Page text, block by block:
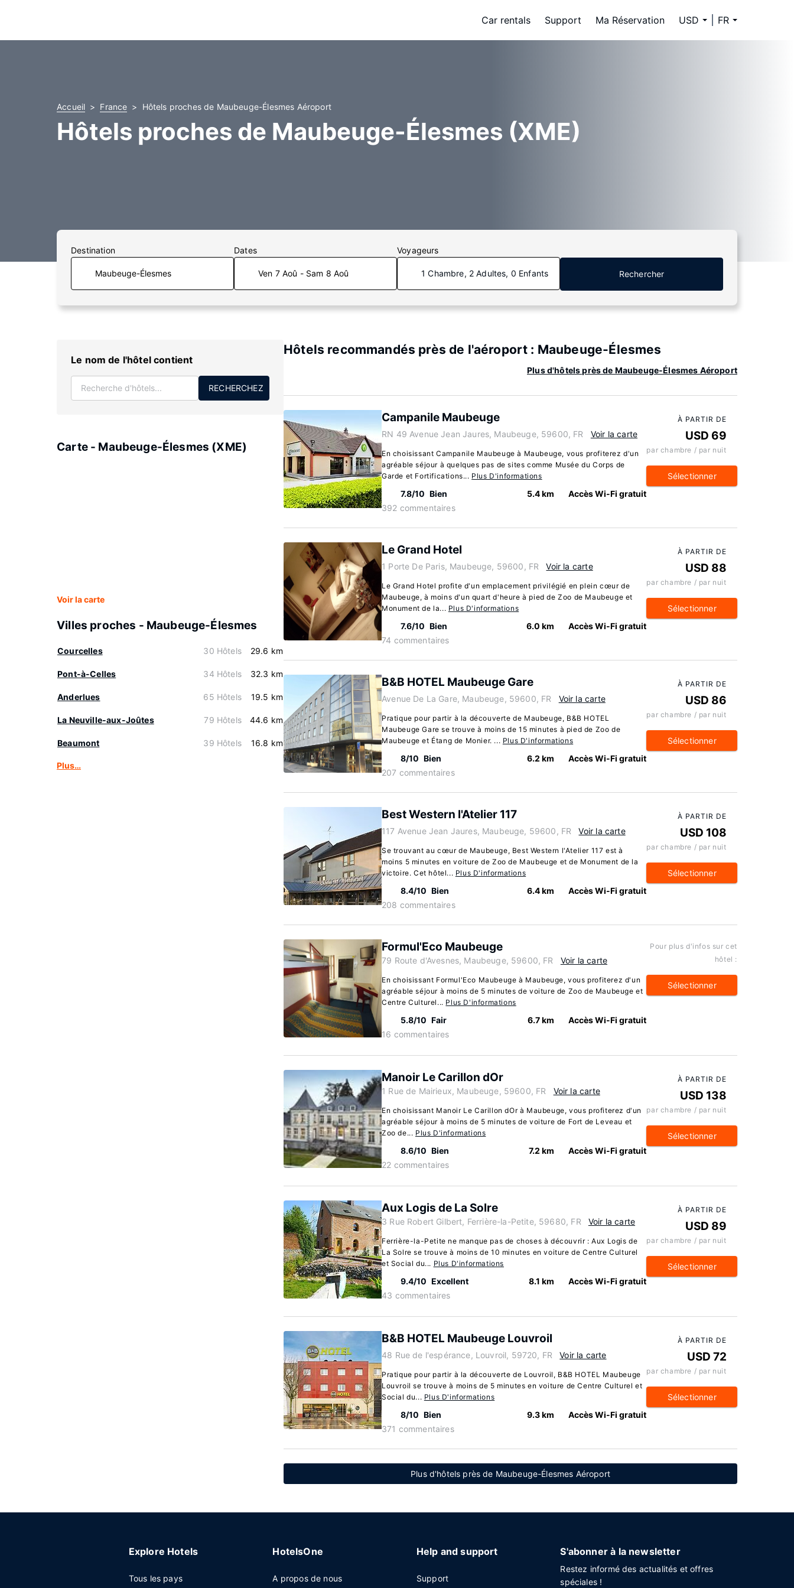
Car rentals Support Ma Réservation USD FR
Accueil France Hôtels proches de Maubeuge-Élesmes Aéroport
Hôtels proches de Maubeuge-Élesmes (XME)
Destination Dates
Ven 7 Aoû - Sam 8 Aoû
Voyageurs
1 Chambre, 2 Adultes, 0 Enfants Rechercher
Le nom de l'hôtel contient
RECHERCHEZ
Carte - Maubeuge-Élesmes (XME)
Voir la carte
Villes proches - Maubeuge-Élesmes
Courcelles 30 Hôtels 29.6 km
Pont-à-Celles 34 Hôtels 32.3 km
Anderlues 65 Hôtels 19.5 km
La Neuville-aux-Joûtes 79 Hôtels 44.6 km
Beaumont 39 Hôtels 16.8 km
Plus…
Hôtels recommandés près de l'aéroport : Maubeuge-Élesmes
Plus d'hôtels près de Maubeuge-Élesmes Aéroport
Campanile Maubeuge
RN 49 Avenue Jean Jaures, Maubeuge, 59600, FR Voir la carte
En choisissant Campanile Maubeuge à Maubeuge, vous profiterez d'un
agréable séjour à quelques pas de sites comme Musée du Corps de
Garde et Fortifications... Plus D'informations
7.8/10 Bien
392 commentaires
5.4 km Accès Wi-Fi gratuit
À PARTIR DE
USD 69
par chambre / par nuit
Sélectionner
Le Grand Hotel
1 Porte De Paris, Maubeuge, 59600, FR Voir la carte
Le Grand Hotel profite d'un emplacement privilégié en plein cœur de
Maubeuge, à moins d'un quart d'heure à pied de Zoo de Maubeuge et
Monument de la... Plus D'informations
7.6/10 Bien
74 commentaires
6.0 km Accès Wi-Fi gratuit
À PARTIR DE
USD 88
par chambre / par nuit
Sélectionner
B&B HOTEL Maubeuge Gare
Avenue De La Gare, Maubeuge, 59600, FR Voir la carte
Pratique pour partir à la découverte de Maubeuge, B&B HOTEL
Maubeuge Gare se trouve à moins de 15 minutes à pied de Zoo de
Maubeuge et Étang de Monier. ... Plus D'informations
8/10 Bien
207 commentaires
6.2 km Accès Wi-Fi gratuit
À PARTIR DE
USD 86
par chambre / par nuit
Sélectionner
Best Western l'Atelier 117
117 Avenue Jean Jaures, Maubeuge, 59600, FR Voir la carte
Se trouvant au cœur de Maubeuge, Best Western l'Atelier 117 est à
moins 5 minutes en voiture de Zoo de Maubeuge et de Monument de la
victoire. Cet hôtel... Plus D'informations
8.4/10 Bien
208 commentaires
6.4 km Accès Wi-Fi gratuit
À PARTIR DE
USD 108
par chambre / par nuit
Sélectionner
Formul'Eco Maubeuge
79 Route d'Avesnes, Maubeuge, 59600, FR Voir la carte
En choisissant Formul'Eco Maubeuge à Maubeuge, vous profiterez d'un
agréable séjour à moins de 5 minutes de voiture de Zoo de Maubeuge et
Centre Culturel... Plus D'informations
5.8/10 Fair
16 commentaires
6.7 km Accès Wi-Fi gratuit
Pour plus d'infos sur cet
hôtel :
Sélectionner
Manoir Le Carillon dOr
1 Rue de Mairieux, Maubeuge, 59600, FR Voir la carte
En choisissant Manoir Le Carillon dOr à Maubeuge, vous profiterez d'un
agréable séjour à moins de 5 minutes de voiture de Fort de Leveau et
Zoo de... Plus D'informations
8.6/10 Bien
22 commentaires
7.2 km Accès Wi-Fi gratuit
À PARTIR DE
USD 138
par chambre / par nuit
Sélectionner
Aux Logis de La Solre
3 Rue Robert Gilbert, Ferrière-la-Petite, 59680, FR Voir la carte
Ferrière-la-Petite ne manque pas de choses à découvrir : Aux Logis de
La Solre se trouve à moins de 10 minutes en voiture de Centre Culturel
et Social du... Plus D'informations
9.4/10 Excellent
43 commentaires
8.1 km Accès Wi-Fi gratuit
À PARTIR DE
USD 89
par chambre / par nuit
Sélectionner
B&B HOTEL Maubeuge Louvroil
48 Rue de l'espérance, Louvroil, 59720, FR Voir la carte
Pratique pour partir à la découverte de Louvroil, B&B HOTEL Maubeuge
Louvroil se trouve à moins de 5 minutes en voiture de Centre Culturel et
Social du... Plus D'informations
8/10 Bien
371 commentaires
9.3 km Accès Wi-Fi gratuit
À PARTIR DE
USD 72
par chambre / par nuit
Sélectionner
Plus d'hôtels près de Maubeuge-Élesmes Aéroport
Explore Hotels
Tous les pays
HotelsOne
A propos de nous
Help and support
Support
S'abonner à la newsletter
Restez informé des actualités et offres
spéciales !